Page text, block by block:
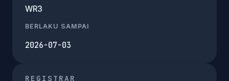
WR3
BERLAKU SAMPAI
2026-07-03
REGISTRAR